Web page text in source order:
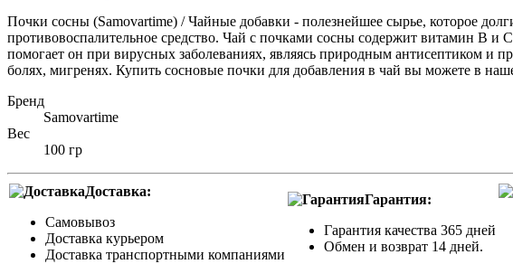
Почки сосны (Samovartime) / Чайные добавки - полезнейшее сырье, которое
противовоспалительное средство. Чай с почками сосны содержит витамин В
помогает он при вирусных заболеваниях, являясь природным антисептиком
болях, мигренях. Купить сосновые почки для добавления в чай вы можете в
Бренд
Samovartime
Вес
100 гр
Доставка:
Самовывоз
Доставка курьером
Доставка транспортными компаниями
Гарантия:
Гарантия качества 365 дней
Обмен и возврат 14 дней.